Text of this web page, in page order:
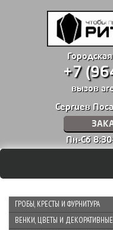
+7
вызов
Сергиев
Пн-Сб
ГРОБЫ, КРЕСТЫ И ФУРНИТУРА
ВЕНКИ, ЦВЕТЫ И